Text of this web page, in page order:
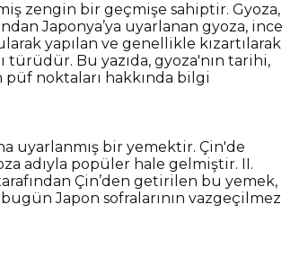
zengin bir geçmişe sahiptir. Gyoza,
Japonya’ya uyarlanan gyoza, ince
yapılan ve genellikle kızartılarak
Bu yazıda, gyoza'nın tarihi,
püf noktaları hakkında bilgi
uyarlanmış bir yemektir. Çin'de
adıyla popüler hale gelmiştir. II.
Çin’den getirilen bu yemek,
Japon sofralarının vazgeçilmez